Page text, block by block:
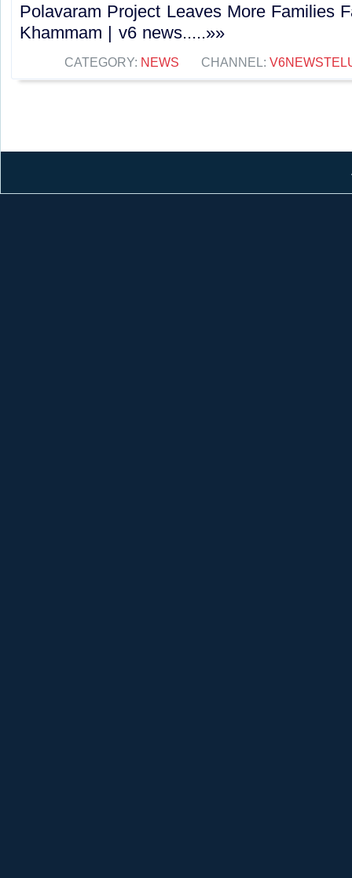
Polavaram Project Leaves More Families
Khammam | v6 news.....»»
CATEGORY: NEWS CHANNEL: